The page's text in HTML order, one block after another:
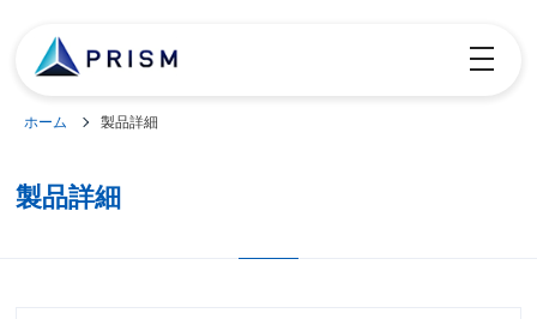
toggle
ホーム 製品詳細
製品詳細